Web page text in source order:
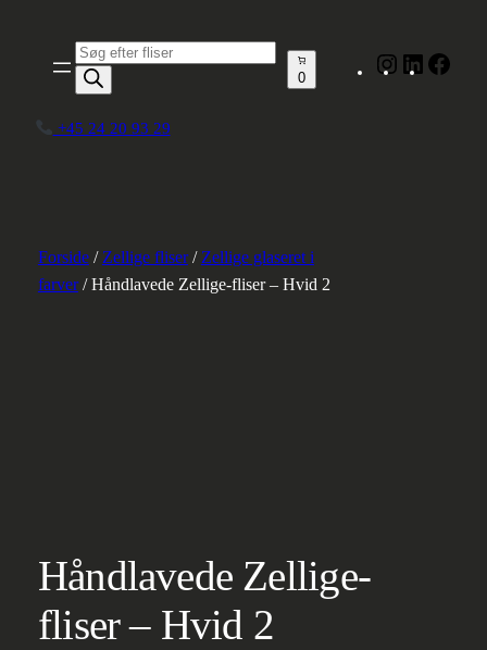
indhold
Produktsøgning
0
Instagram
LinkedIn
+45 24 20 93 29
Forside/ Zellige fliser/ Zellige glaseret i
farver/ Håndlavede Zellige-fliser – Hvid 2
Håndlavede Zellige-
fliser – Hvid 2